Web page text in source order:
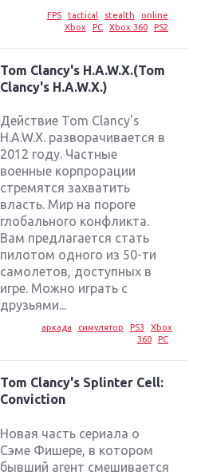
FPS tactical stealth
online
Xbox
PC Xbox 360 PS2
Tom Clancy's H.A.W.X.(Tom
Clancy's H.A.W.X.)
Действие Tom Clancy's
H.A.W.X. разворачивается в
2012 году. Частные
военные корпрорации
стремятся захватить
власть. Мир на пороге
глобального конфликта.
Вам предлагается стать
пилотом одного из 50-ти
самолетов, доступных в
игре. Можно играть с
друзьями...
аркада симулятор PS3
Xbox
360
PC
Tom Clancy's Splinter Cell:
Conviction
Новая часть сериала о
Сэме Фишере, в котором
бывший агент смешивается